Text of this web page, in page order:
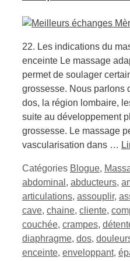
22. Les indications du
enceinte Le massage
permet de soulager
grossesse. Nous parlons
dos, la région lombaire,
suite au développement
grossesse. Le massage
vascularisation dans …
Catégories Blogue,
abdominal , abducteurs,
articulations, assouplir,
cave, chaine, cliente,
couchée, crampes,
diaphragme, dos,
enceinte, enveloppant,